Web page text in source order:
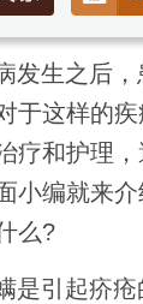
发生之后
于这样的
疗和护理
小编就来
么?
是引起疥